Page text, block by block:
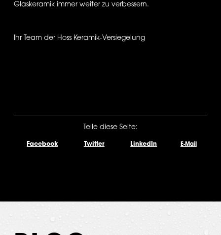
Glaskeramik immer weiter zu verbessern.
Ihr Team der Hoss Keramik-Versiegelung
Teile diese Seite:
Facebook Twitter LinkedIn E-Mail